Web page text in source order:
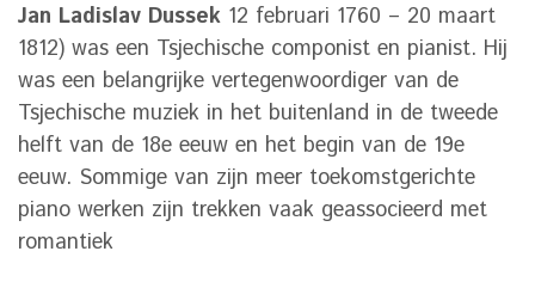
Jan Ladislav Dussek 12 februari 1760 – 20 maart
1812) was een Tsjechische componist en pianist. Hij
was een belangrijke vertegenwoordiger van de
Tsjechische muziek in het buitenland in de tweede
helft van de 18e eeuw en het begin van de 19e
eeuw. Sommige van zijn meer toekomstgerichte
piano werken zijn trekken vaak geassocieerd met
romantiek